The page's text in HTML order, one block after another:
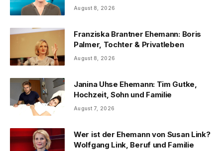
August 8, 2026
Franziska Brantner Ehemann: Boris
Palmer, Tochter & Privatleben
August 8, 2026
Janina Uhse Ehemann: Tim Gutke,
Hochzeit, Sohn und Familie
August 7, 2026
Wer ist der Ehemann von Susan Link?
Wolfgang Link, Beruf und Familie